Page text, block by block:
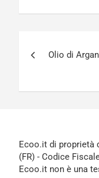
Olio di
Ecoo.it di proprietà
(FR) - Codice
Ecoo.it non è una